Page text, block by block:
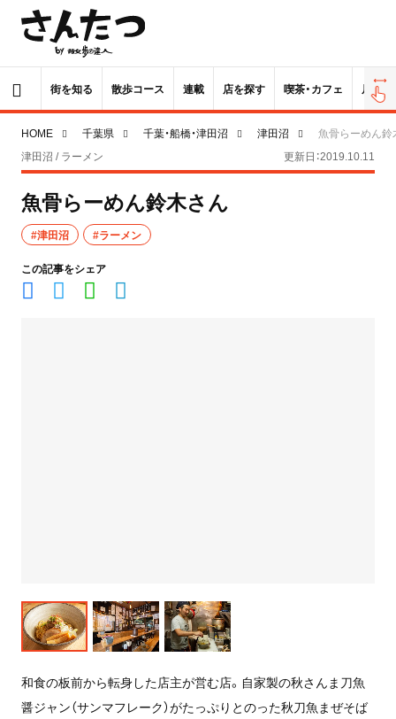
街を知る 散歩コース 連載 店を探す 喫茶・カフェ 居酒屋
HOME 千葉県 千葉・船橋・津田沼 津田沼
魚骨らーめん鈴
津田沼 / ラーメン
更新日：2019.10.11
魚骨らーめん鈴木さん
#津田沼 #ラーメン
この記事をシェア
和食の板前から転身した店主が営む店。自家製の秋さんま刀魚
醤ジャン（サンマフレーク）がたっぷりとのった秋刀魚まぜそば